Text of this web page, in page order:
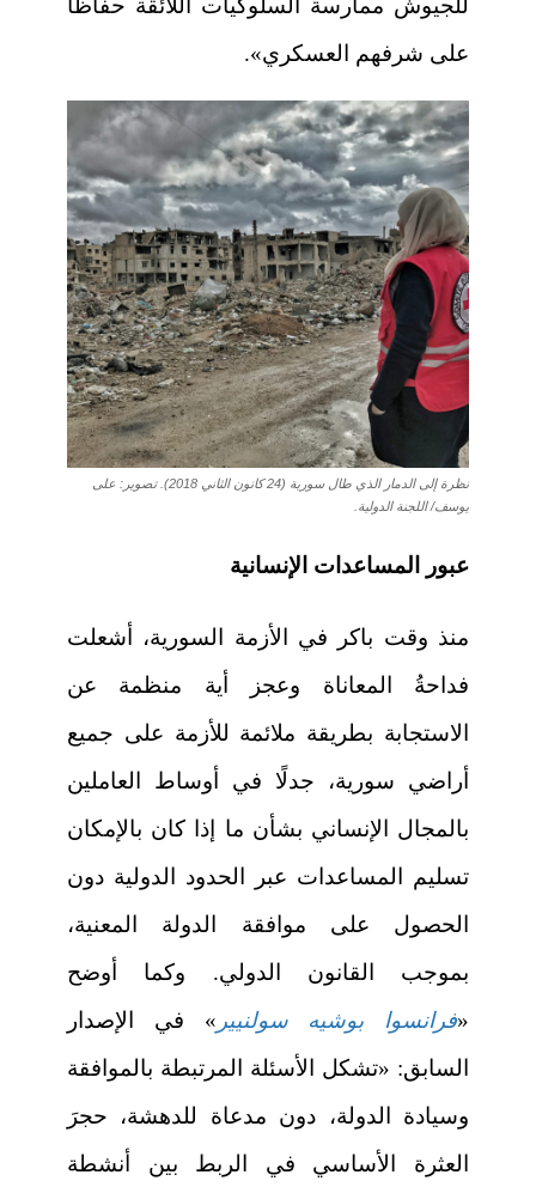
للجيوش ممارسة السلوكيات اللائقة حفاظًا
على شرفهم العسكري».
نظرة إلى الدمار الذي طال سورية (24 كانون الثاني 2018). تصوير: على
يوسف/ اللجنة الدولية.
عبور المساعدات الإنسانية
منذ وقت باكر في الأزمة السورية، أشعلت
فداحةُ المعاناة وعجز أية منظمة عن
الاستجابة بطريقة ملائمة للأزمة على جميع
أراضي سورية، جدلًا في أوساط العاملين
بالمجال الإنساني بشأن ما إذا كان بالإمكان
تسليم المساعدات عبر الحدود الدولية دون
الحصول على موافقة الدولة المعنية،
بموجب القانون الدولي. وكما أوضح
«فرانسوا بوشيه سولنيير » في الإصدار
السابق: «تشكل الأسئلة المرتبطة بالموافقة
وسيادة الدولة، دون مدعاة للدهشة، حجرَ
العثرة الأساسي في الربط بين أنشطة